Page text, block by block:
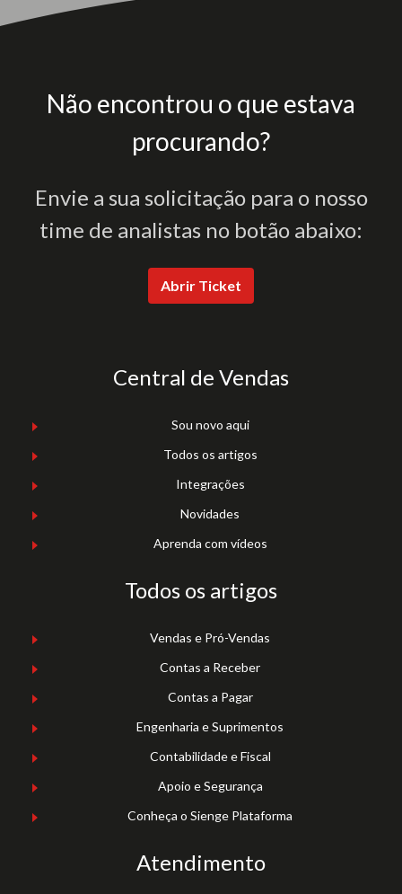
Não encontrou o que estava
procurando?
Envie a sua solicitação para o nosso
time de analistas no botão abaixo:
Abrir Ticket
Central de Vendas
Sou novo aqui
Todos os artigos
Integrações
Novidades
Aprenda com vídeos
Todos os artigos
Vendas e Pró-Vendas
Contas a Receber
Contas a Pagar
Engenharia e Suprimentos
Contabilidade e Fiscal
Apoio e Segurança
Conheça o Sienge Plataforma
Atendimento